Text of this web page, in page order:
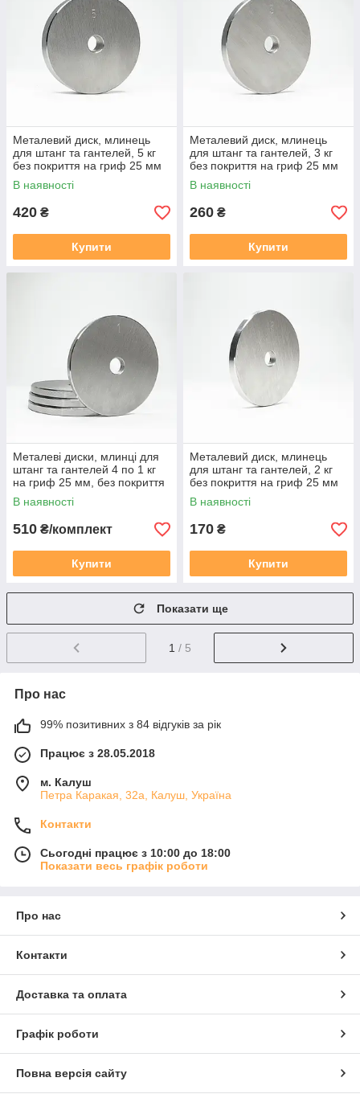
Металевий диск, млинець
для штанг та гантелей, 5 кг
без покриття на гриф 25 мм
В наявності
420 ₴
Купити
Металевий диск, млинець
для штанг та гантелей, 3 кг
без покриття на гриф 25 мм
В наявності
260 ₴
Купити
Металеві диски, млинці для
штанг та гантелей 4 по 1 кг
на гриф 25 мм, без покриття
В наявності
510 ₴/комплект
Купити
Металевий диск, млинець
для штанг та гантелей, 2 кг
без покриття на гриф 25 мм
В наявності
170 ₴
Купити
Показати ще
1 / 5
Про нас
99% позитивних з 84 відгуків за рік
Працює з 28.05.2018
м. Калуш
Петра Каракая, 32а, Калуш, Україна
Контакти
Сьогодні працює з 10:00 до 18:00
Показати весь графік роботи
Про нас
Контакти
Доставка та оплата
Графік роботи
Повна версія сайту